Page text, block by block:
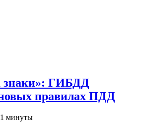
знаки»: ГИБДД
правилах ПДД
1 минуты